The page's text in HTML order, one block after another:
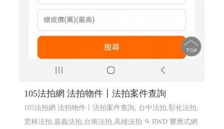
105法拍網 法拍物件〡法拍案件查詢
105法拍網 法拍物件〡法拍案件查詢, 台中法拍,彰化法拍,
雲林法拍,嘉義法拍,台南法拍,高雄法拍
RWD 響應式網